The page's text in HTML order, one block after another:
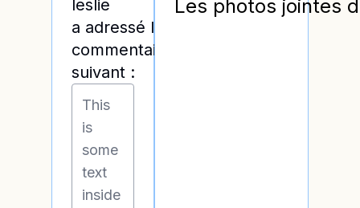
leslie
a adressé les
commentaires
suivant :
This
is
some
text
inside
Les photos jointes